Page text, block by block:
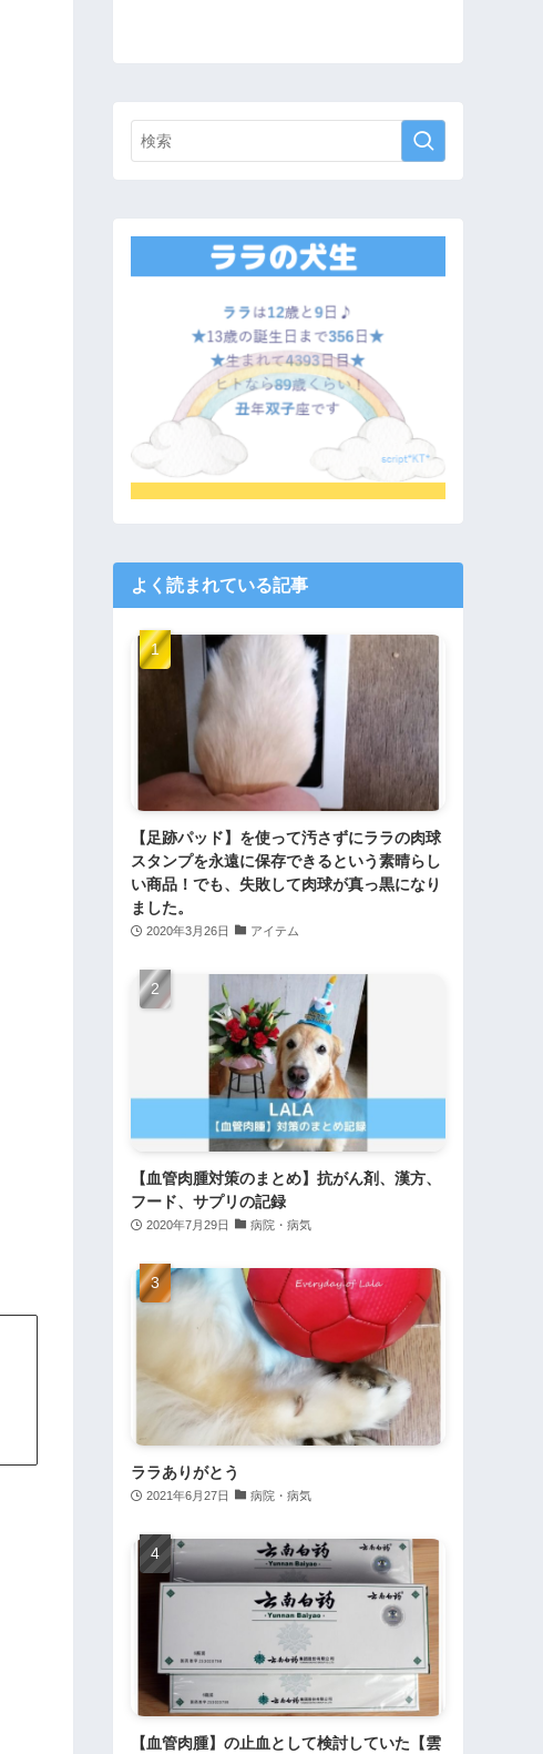
よく読まれている記事
【足跡パッド】を使って汚さずにララの肉球
スタンプを永遠に保存できるという素晴らし
い商品！でも、失敗して肉球が真っ黒になり
ました。
2020年3月26日 アイテム
【血管肉腫対策のまとめ】抗がん剤、漢方、
フード、サプリの記録
2020年7月29日 病院・病気
ララありがとう
2021年6月27日 病院・病気
【血管肉腫】の止血として検討していた【雲